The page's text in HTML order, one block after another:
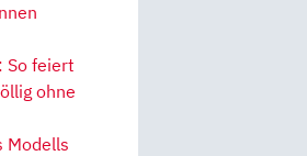
So feiert
ohne
Modells